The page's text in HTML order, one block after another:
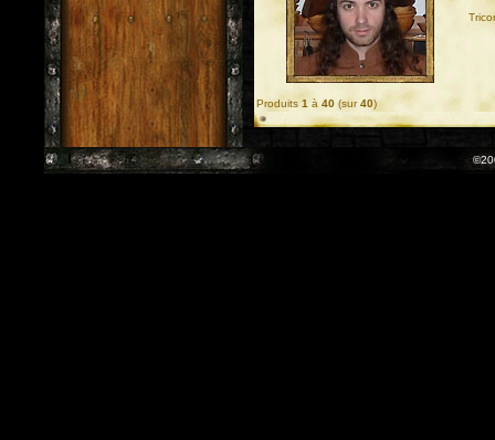
Produits1 à 40 (sur40)